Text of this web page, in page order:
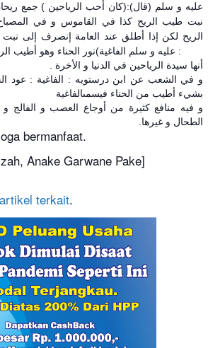
عليه و سلم (قال):(كان أحب الرياحين ) جمع
نبت طيب الريح كذا في القاموس و في
الريح لكن إذا أطلق عند العامة إنصرف إلى
عليه و سلم الفاغية)نور الحناء وهو أطيب الرياحين و أحسنها و جاء خبر :
أنها سيدة الرياحين في الدنيا و الأخرة .
و في الشعب عن ابن درستويه : الفاغية : عود
بشيء أطيب من الحناء فيسمىالفاغية
و فيه منافع كثيرة من أوجاع العصب و الفالج
الطحال و غيرها.
bermanfaat.
Anake Garwane Pake]
artikel terkait.